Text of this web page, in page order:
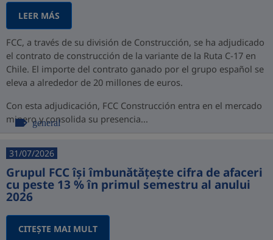
LEER MÁS
FCC, a través de su división de Construcción, se ha adjudicado
el contrato de construcción de la variante de la Ruta C-17 en
Chile. El importe del contrato ganado por el grupo español se
eleva a alrededor de 20 millones de euros.
Con esta adjudicación, FCC Construcción entra en el mercado
minero y consolida su presencia...
general
31/07/2026
Grupul FCC își îmbunătățește cifra de afaceri
cu peste 13 % în primul semestru al anului
2026
CITEŞTE MAI MULT